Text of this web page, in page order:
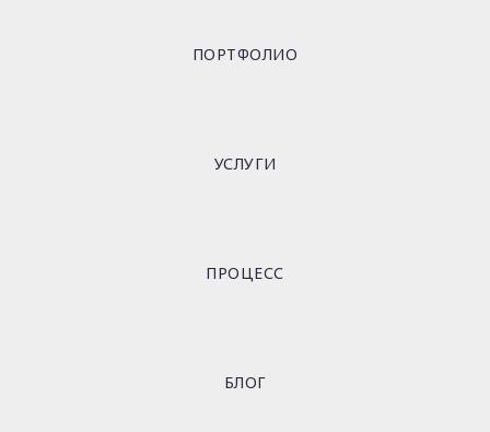
ПОРТФОЛИО
УСЛУГИ
ПРОЦЕСС
БЛОГ